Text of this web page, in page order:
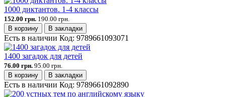
1000 диктантов. 1-4 классы
152.00 грн. 190.00 грн.
В корзину
В закладки
Есть в наличии Код: 9789661093071
1400 загадок для детей
76.00 грн. 95.00 грн.
В корзину
В закладки
Есть в наличии Код: 9789661092890